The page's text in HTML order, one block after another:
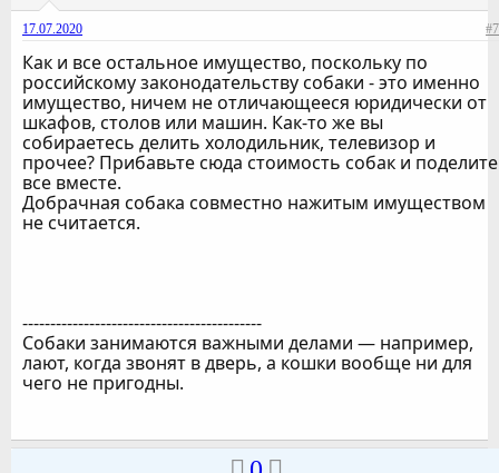
17.07.2020 #7
Как и все остальное имущество, поскольку по
российскому законодательству собаки - это именно
имущество, ничем не отличающееся юридически от
шкафов, столов или машин. Как-то же вы
собираетесь делить холодильник, телевизор и
прочее? Прибавьте сюда стоимость собак и поделите
все вместе.
Добрачная собака совместно нажитым имуществом
не считается.
-------------------------------------------
Собаки занимаются важными делами — например,
лают, когда звонят в дверь, а кошки вообще ни для
чего не пригодны.